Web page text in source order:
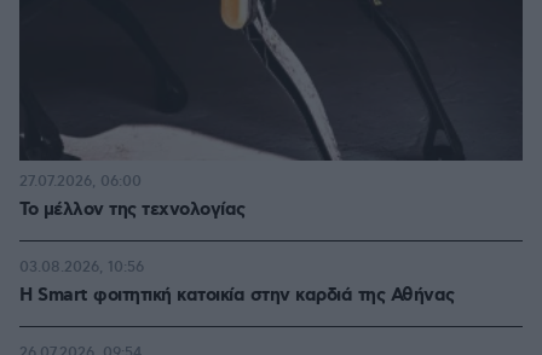
Το μέλλον της τεχνολογίας
27.07.2026, 06:00
Η Smart φοιτητική κατοικία στην καρδιά της Αθήνας
03.08.2026, 10:56